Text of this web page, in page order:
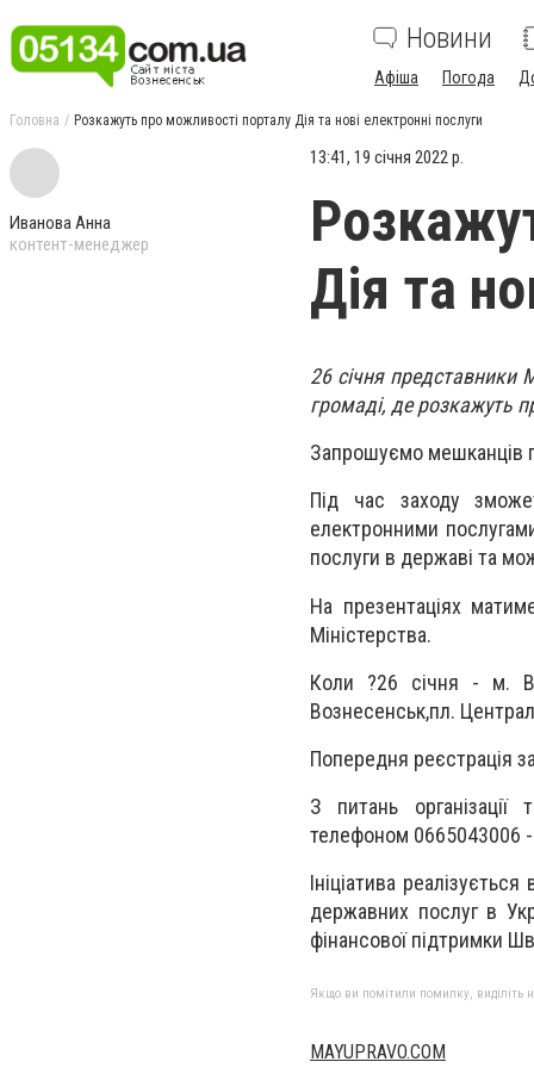
Новини
Афіша Погода
Головна Розкажуть про можливості порталу Дія та нові електронні послуги
Иванова Анна
контент-менеджер
13:41, 19 січня 2022 р.
Дія та
26 січня представники
громаді, де розкажуть
Запрошуємо мешканців
Під час заходу
електронними
послуги в державі та
На презентаціях
Міністерства.
Коли ?26 січня - м.
Вознесенськ,пл.
Попередня реєстрація
З питань організації
телефоном 0665043006 -
Ініціатива
державних послуг в
фінансової підтримки
Якщо ви помітили помилку, виділіть
MAYUPRAVO.COM